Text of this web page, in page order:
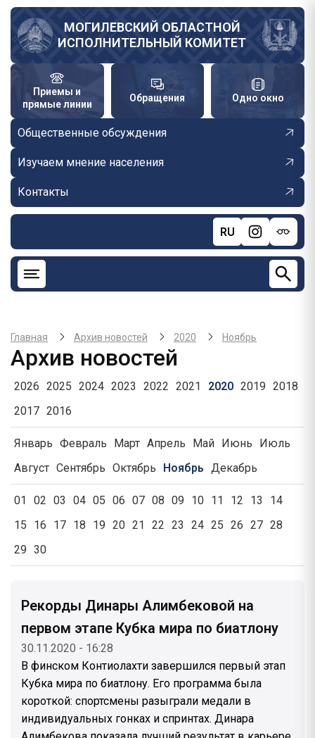
Перейти
основному
содержанию
МОГИЛЕВСКИЙ ОБЛАСТНОЙ
ИСПОЛНИТЕЛЬНЫЙ КОМИТЕТ
Приемы и
прямые линии
Обращения Одно окно
Общественные обсуждения
Изучаем мнение населения
Контакты
RU
Главная Архив новостей 2020 Ноябрь
Архив новостей
2026 2025 2024 2023 2022 2021 2020 2019 2018
2017 2016
Январь Февраль Март Апрель Май Июнь
Июль
Август Сентябрь Октябрь Ноябрь Декабрь
01 02 03 04 05 06 07 08 09 10 11 12 13
14
15
16 17 18 19 20 21 22 23 24 25 26 27 28
29 30
Рекорды Динары Алимбековой на
первом этапе Кубка мира по биатлону
30.11.2020 - 16:28
В финском Контиолахти завершился первый этап
Кубка мира по биатлону. Его программа была
короткой: спортсмены разыграли медали в
индивидуальных гонках и спринтах. Динара